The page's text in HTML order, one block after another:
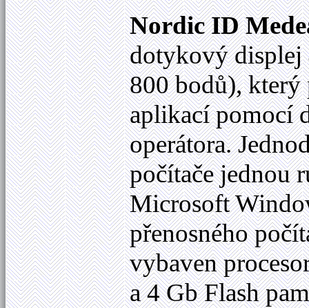
Nordic ID
dotykový
800 bodů),
aplikací pomocí
operátora.
počítače jednou
Microsoft
přenosného
vybaven
a 4 Gb Flash